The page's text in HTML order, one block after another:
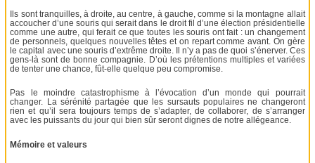
Ils sont tranquilles, à droite, au centre, à gauche, comme si la montagne allait
accoucher d’une souris qui serait dans le droit fil d’une élection présidentielle
comme une autre, qui ferait ce que toutes les souris ont fait : un changement
de personnels, quelques nouvelles têtes et on repart comme avant. On gère
le capital avec une souris d’extrême droite. Il n’y a pas de quoi s’énerver. Ces
gens-là sont de bonne compagnie. D’où les prétentions multiples et variées
de tenter une chance, fût-elle quelque peu compromise.
Pas le moindre catastrophisme à l’évocation d’un monde qui pourrait
changer. La sérénité partagée que les sursauts populaires ne changeront
rien et qu’il sera toujours temps de s’adapter, de collaborer, de s’arranger
avec les puissants du jour qui bien sûr seront dignes de notre allégeance.
Mémoire et valeurs